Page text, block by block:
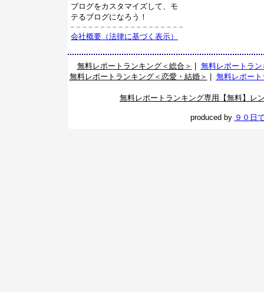
ブログをカスタマイズして、モ
テるブログになろう！
会社概要（法律に基づく表示）
無料レポートランキング＜総合＞
無料レポートラ
無料レポートランキング＜恋愛・結婚＞
無料レポー
無料レポートランキング専用【無料】レ
produced by ９０日